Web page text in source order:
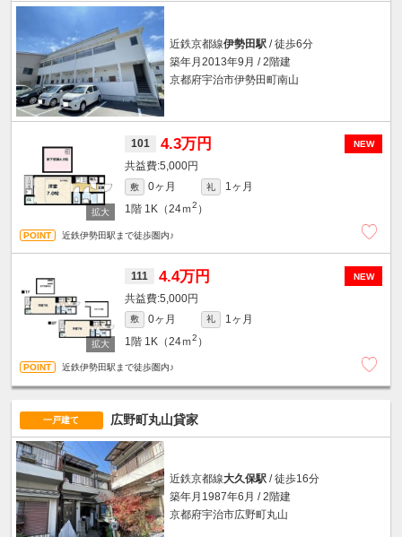
近鉄京都線伊勢田駅/ 徒歩6分
築年月2013年9月 / 2階建
京都府宇治市伊勢田町南山
NEW
101 4.3万円
5,000円
敷 0ヶ月 礼
1ヶ月
1階 1K（24ｍ2 ）
近鉄伊勢田駅まで徒歩圏内♪
NEW
111 4.4万円
5,000円
敷 0ヶ月 礼
1ヶ月
1階 1K（24ｍ2 ）
近鉄伊勢田駅まで徒歩圏内♪
一戸建て 広野町丸山貸家
近鉄京都線大久保駅/ 徒歩16分
築年月1987年6月 / 2階建
京都府宇治市広野町丸山